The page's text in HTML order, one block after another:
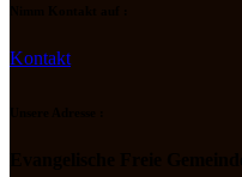
Kontakt